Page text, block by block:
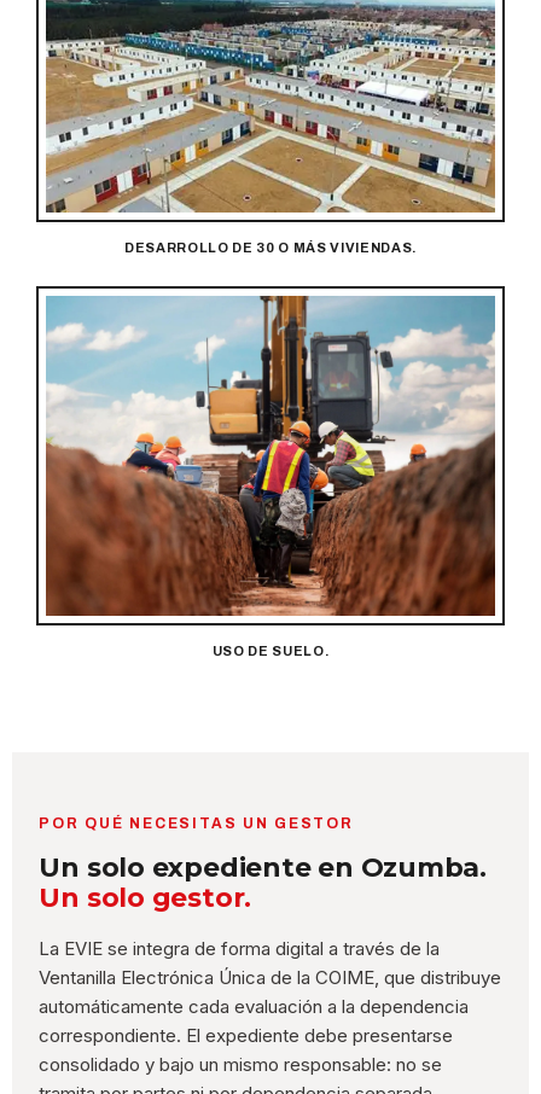
DESARROLLO DE 30 O MÁS VIVIENDAS.
USO DE SUELO.
POR QUÉ NECESITAS UN GESTOR
Un solo expediente en Ozumba.
Un solo gestor.
La EVIE se integra de forma digital a través de la
Ventanilla Electrónica Única de la COIME, que distribuye
automáticamente cada evaluación a la dependencia
correspondiente. El expediente debe presentarse
consolidado y bajo un mismo responsable: no se